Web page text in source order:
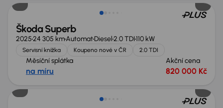
Škoda Superb
202524 305 kmAutomatDiesel2.0 TDI110 kW
Servisní knížka Koupeno nové v ČR 2.0 TDI
Měsíční splátka
na míru
Akční cena
820 000 Kč
Možnost odpočtu DPH